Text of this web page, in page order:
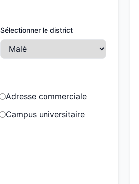
Sélectionner le district
Adresse commerciale
Campus universitaire